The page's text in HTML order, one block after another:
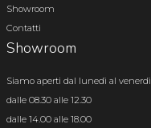
Showroom
Contatti
Showroom
Siamo aperti dal lunedì al venerdì
dalle 08.30 alle 12.30
dalle 14.00 alle 18.00